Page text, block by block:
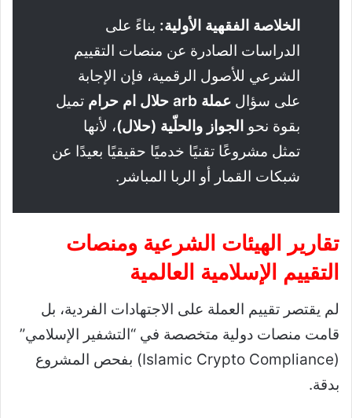
الخلاصة الفقهية الأولية: بناءً على
الدراسات الصادرة عن منصات التقييم
الشرعي للأصول الرقمية، فإن الإجابة
على سؤال عملة arb حلال ام حرام
تميل
بقوة نحو الجواز والحلّية (حلال)، لأنها
تمثل مشروعًا تقنيًا خدميًا حقيقيًا بعيدًا عن
شبكات القمار أو الربا المباشر.
تقارير الهيئات الشرعية ومنصات
التقييم الإسلامية العالمية
لم يقتصر تقييم العملة على الاجتهادات الفردية، بل
قامت منصات دولية متخصصة في “التشفير الإسلامي”
(Islamic Crypto Compliance) بفحص المشروع
بدقة.